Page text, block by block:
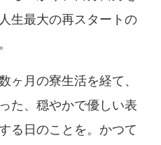
生最大の再スタートの
ヶ月の寮生活を経て、
た、穏やかで優しい表
る日のことを。かつて